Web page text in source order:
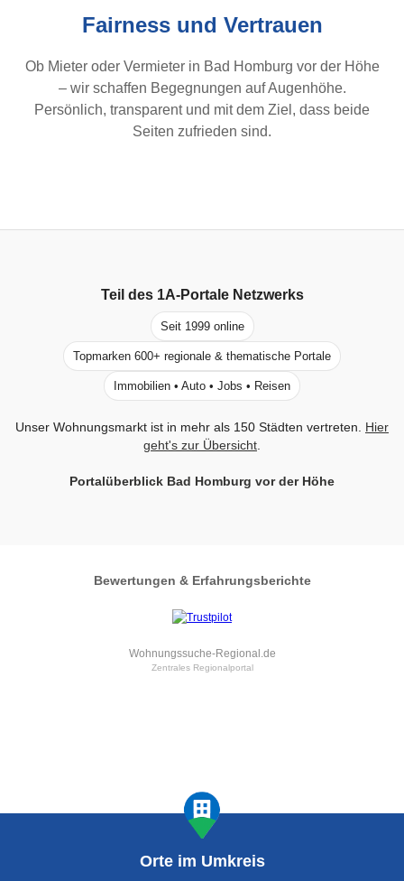
Fairness und Vertrauen
Ob Mieter oder Vermieter in Bad Homburg vor der Höhe
– wir schaffen Begegnungen auf Augenhöhe.
Persönlich, transparent und mit dem Ziel, dass beide
Seiten zufrieden sind.
Teil des 1A-PortaleNetzwerks
Seit 1999 online
Topmarken 600+ regionale & thematische Portale
Immobilien • Auto • Jobs • Reisen
Unser Wohnungsmarkt ist in mehr als 150 Städten vertreten. Hier
geht's zur Übersicht.
Portalüberblick Bad Homburg vor der Höhe
Bewertungen & Erfahrungsberichte
Wohnungssuche-Regional.de
Zentrales Regionalportal
Orte im Umkreis